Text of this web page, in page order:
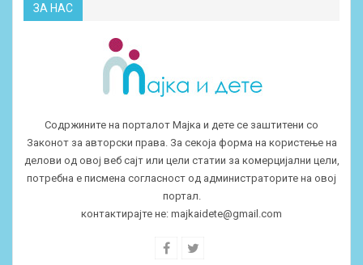
ЗА НАС
Содржините на порталот Мајка и дете се заштитени со
Законот за авторски права. За секоја форма на користење на
делови од овој веб сајт или цели статии за комерцијални цели,
потребна е писмена согласност од администраторите на овој
портал.
контактирајте не: majkaidete@gmail.com